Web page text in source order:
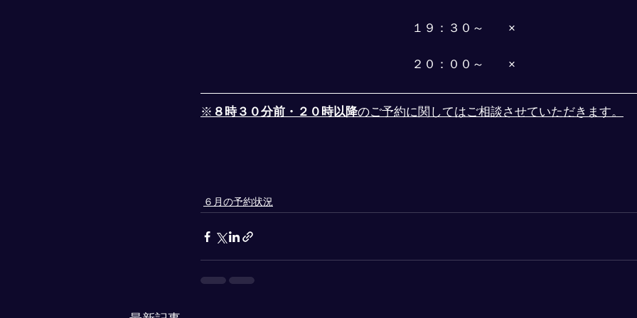
１９：３０～　　×
２０：００～　　×
※ ８時３０分前・２０時以降のご予約に関してはご相談させていただきます。
６月の予約状況